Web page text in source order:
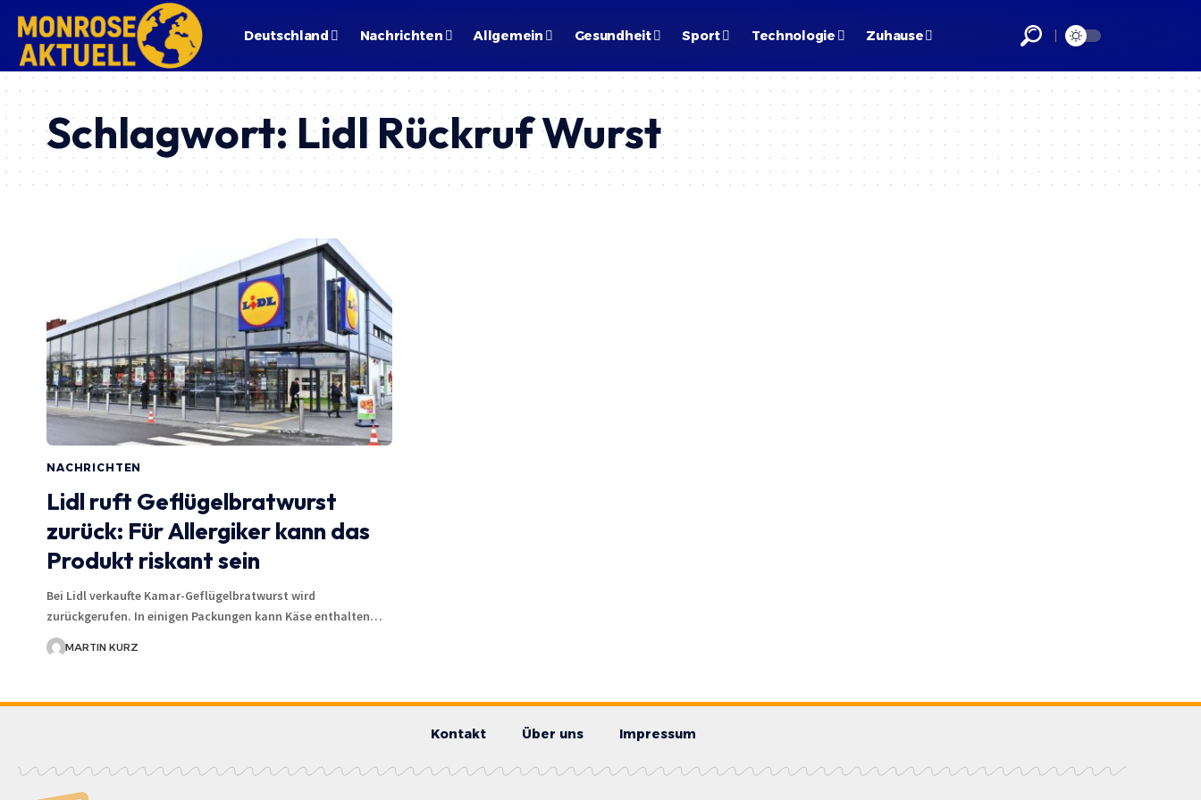
Deutschland Nachrichten Allgemein Gesundheit Sport Technologie Zuhause
Schlagwort: Lidl Rückruf Wurst
NACHRICHTEN
Lidl ruft Geflügelbratwurst
zurück: Für Allergiker kann das
Produkt riskant sein
Bei Lidl verkaufte Kamar-Geflügelbratwurst wird
zurückgerufen. In einigen Packungen kann Käse enthalten…
MARTIN KURZ
Kontakt Über uns Impressum